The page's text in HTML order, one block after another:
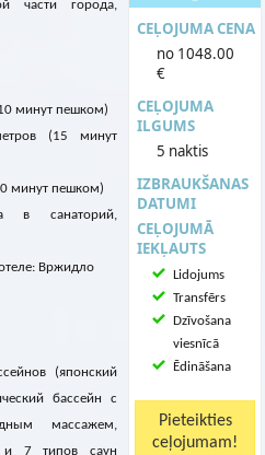
CEĻOJUMA CENA
no 1048.00
€
CEĻOJUMA
ILGUMS
5 naktis
IZBRAUKŠANAS
DATUMI
CEĻOJUMĀ
IEKĻAUTS
Lidojums
Transfērs
Dzīvošana
viesnīcā
Ēdināšana
части города,
минут пешком)
(15 минут
минут пешком)
в санаторий,
Вржидло
(японский
бассейн с
массажем,
и 7 типов саун